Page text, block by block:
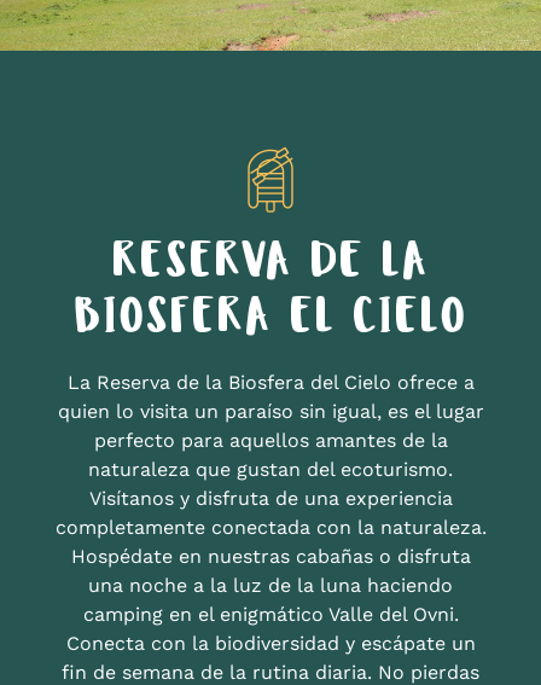
RESERVA DE LA
BIOSFERA EL CIELO
La Reserva de la Biosfera del Cielo ofrece a
quien lo visita un paraíso sin igual, es el lugar
perfecto para aquellos amantes de la
naturaleza que gustan del ecoturismo.
Visítanos y disfruta de una experiencia
completamente conectada con la naturaleza.
Hospédate en nuestras cabañas o disfruta
una noche a la luz de la luna haciendo
camping en el enigmático Valle del Ovni.
Conecta con la biodiversidad y escápate un
fin de semana de la rutina diaria. No pierdas